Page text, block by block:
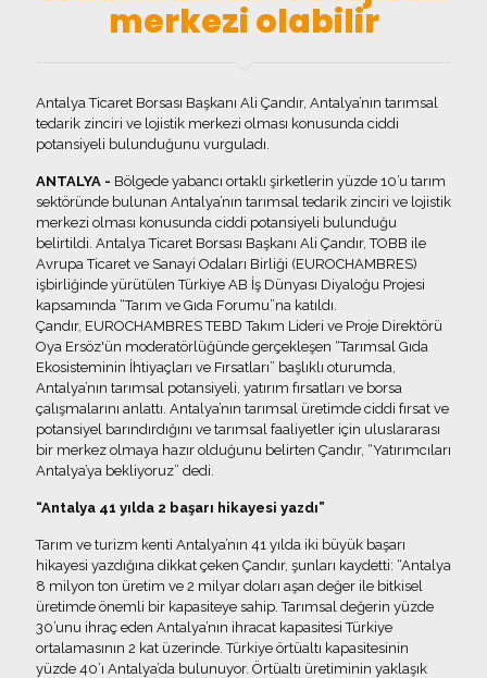
merkezi olabilir
Antalya Ticaret Borsası Başkanı Ali Çandır, Antalya’nın tarımsal
tedarik zinciri ve lojistik merkezi olması konusunda ciddi
potansiyeli bulunduğunu vurguladı.
ANTALYA - Bölgede yabancı ortaklı şirketlerin yüzde 10’u tarım
sektöründe bulunan Antalya’nın tarımsal tedarik zinciri ve lojistik
merkezi olması konusunda ciddi potansiyeli bulunduğu
belirtildi. Antalya Ticaret Borsası Başkanı Ali Çandır, TOBB ile
Avrupa Ticaret ve Sanayi Odaları Birliği (EUROCHAMBRES)
işbirliğinde yürütülen Türkiye AB İş Dünyası Diyaloğu Projesi
kapsamında “Tarım ve Gıda Forumu”na katıldı.
Çandır, EUROCHAMBRES TEBD Takım Lideri ve Proje Direktörü
Oya Ersöz'ün moderatörlüğünde gerçekleşen “Tarımsal Gıda
Ekosisteminin İhtiyaçları ve Fırsatları” başlıklı oturumda,
Antalya’nın tarımsal potansiyeli, yatırım fırsatları ve borsa
çalışmalarını anlattı. Antalya’nın tarımsal üretimde ciddi fırsat ve
potansiyel barındırdığını ve tarımsal faaliyetler için uluslararası
bir merkez olmaya hazır olduğunu belirten Çandır, “Yatırımcıları
Antalya’ya bekliyoruz” dedi.
“Antalya 41 yılda 2 başarı hikayesi yazdı”
Tarım ve turizm kenti Antalya’nın 41 yılda iki büyük başarı
hikayesi yazdığına dikkat çeken Çandır, şunları kaydetti: “Antalya
8 milyon ton üretim ve 2 milyar doları aşan değer ile bitkisel
üretimde önemli bir kapasiteye sahip. Tarımsal değerin yüzde
30’unu ihraç eden Antalya’nın ihracat kapasitesi Türkiye
ortalamasının 2 kat üzerinde. Türkiye örtüaltı kapasitesinin
yüzde 40’ı Antalya’da bulunuyor. Örtüaltı üretiminin yaklaşık